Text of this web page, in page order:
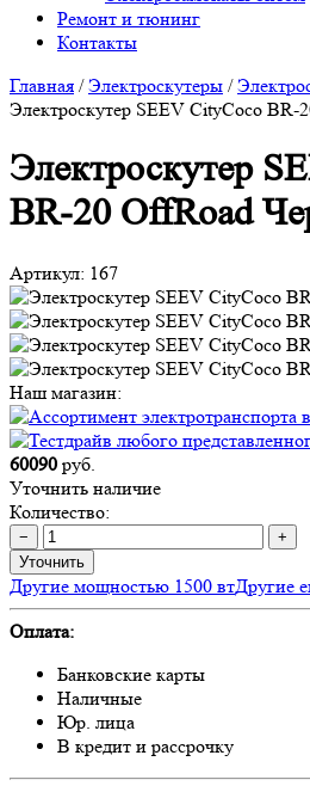
Ремонт и тюнинг
Контакты
Главная /Электроскутеры /
Электроскутер SEEV CityCoco
Электроскутер
BR-20 OffRoad
Артикул: 167
Наш магазин:
60090 руб.
Уточнить наличие
Количество:
−
+
Уточнить
Другие мощностью 1500 втДругие
Оплата:
Банковские карты
Наличные
Юр. лица
В кредит и рассрочку